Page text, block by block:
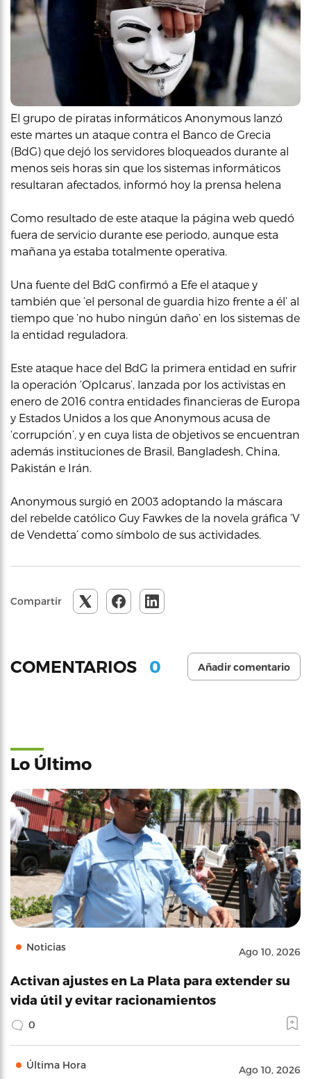
El grupo de piratas informáticos Anonymous lanzó
este martes un ataque contra el Banco de Grecia
(BdG) que dejó los servidores bloqueados durante al
menos seis horas sin que los sistemas informáticos
resultaran afectados, informó hoy la prensa helena
Como resultado de este ataque la página web quedó
fuera de servicio durante ese periodo, aunque esta
mañana ya estaba totalmente operativa.
Una fuente del BdG confirmó a Efe el ataque y
también que ‘el personal de guardia hizo frente a él’ al
tiempo que ‘no hubo ningún daño’ en los sistemas de
la entidad reguladora.
Este ataque hace del BdG la primera entidad en sufrir
la operación ‘OpIcarus’, lanzada por los activistas en
enero de 2016 contra entidades financieras de Europa
y Estados Unidos a los que Anonymous acusa de
‘corrupción’, y en cuya lista de objetivos se encuentran
además instituciones de Brasil, Bangladesh, China,
Pakistán e Irán.
Anonymous surgió en 2003 adoptando la máscara
del rebelde católico Guy Fawkes de la novela gráfica ‘V
de Vendetta’ como símbolo de sus actividades.
Compartir
COMENTARIOS 0 Añadir comentario
Lo Último
Noticias Ago 10, 2026
Activan ajustes en La Plata para extender su
vida útil y evitar racionamientos
0
Última Hora Ago 10, 2026